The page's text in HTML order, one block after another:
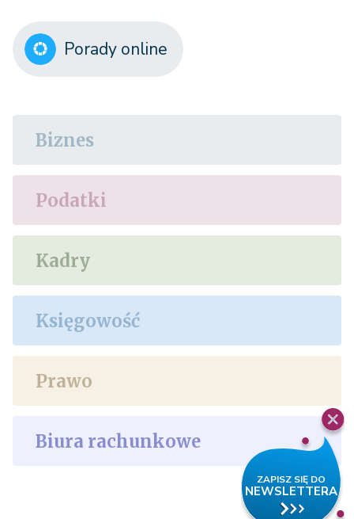
Porady online
Biznes
Podatki
Kadry
Księgowość
Prawo
Biura rachunkowe